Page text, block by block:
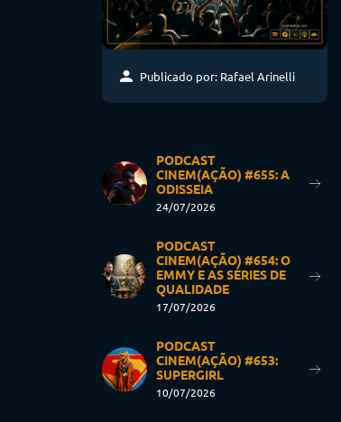
Publicado por: Rafael Arinelli
PODCAST
CINEM(AÇÃO) #655: A
ODISSEIA
24/07/2026
PODCAST
CINEM(AÇÃO) #654: O
EMMY E AS SÉRIES DE
QUALIDADE
17/07/2026
PODCAST
CINEM(AÇÃO) #653:
SUPERGIRL
10/07/2026